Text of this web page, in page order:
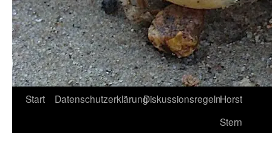
Start DatenschutzerklärungDiskussionsregelnHorst
Stern